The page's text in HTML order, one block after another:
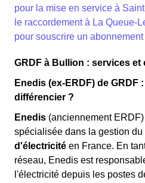
pour la mise en service à
le raccordement à La Queue-
pour souscrire un
GRDF à Bullion : services et
Enedis (ex-ERDF) de GRDF
différencier ?
Enedis (anciennement
spécialisée dans la gestion du
d'électricité en France. En
réseau, Enedis est
l'électricité depuis les postes